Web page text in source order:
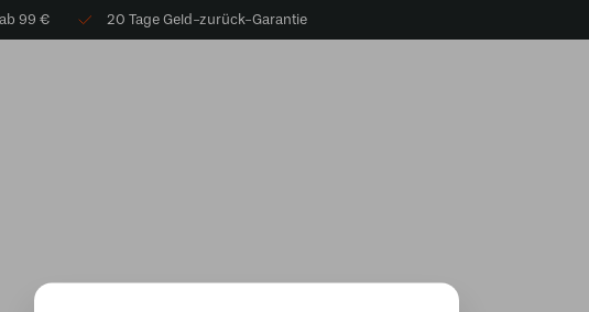
99 € 20 Tage Geld-zurück-Garantie